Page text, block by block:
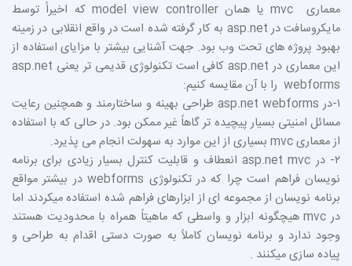
معماری mvc یا همان model view controller که اخیراً توسط
مایکروسافت در asp.net به کار گرفته شده است در واقع انقلابی در زمینه
بهبود پروژه های تحت وب بود. جهت آشنایی بیشتر با مزایای استفاده از
این معماری در asp.net کافی است تکنولوژی قدیمی تر یعنی asp.net
webforms را با آن مقایسه کنیم:
۱-در asp.net webforms طراحی بهینه و ساختارمند و همچنین رعایت
مسائل امنیتی بسیار پیچیده تر گاهاً غیر ممکن بود. در حالی که با استفاده
از معماری mvc بسیاری از این موارد به سهولت انجام می پذیرد.
۲- در asp.net mvc انعطاف و قابلیت کنترل بسیار زیادی برای برنامه
نویسان فراهم است چرا که در تکنولوژی webforms در بیشتر مواقع
برنامه نویسان از مجموعه ای از ابزارهای فراهم شده استفاده میکردند اما
در mvc هیچگونه ابزار و واسطی که ماهیتاً همراه با محدودیت هستند
وجود ندارد و برنامه نویسان کاملاً به صورت دستی اقدام به طراحی و
پیاده سازی میکنند .